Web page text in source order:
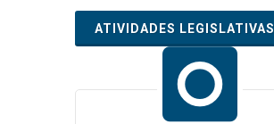
ATIVIDADES LEGISLATIVAS